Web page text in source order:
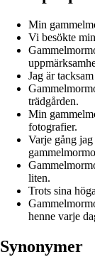
Min
Vi besökte
Jag är
trädgården.
Min
fotografier.
Varje gång
liten.
Trots sina
henne varje
Synonymer